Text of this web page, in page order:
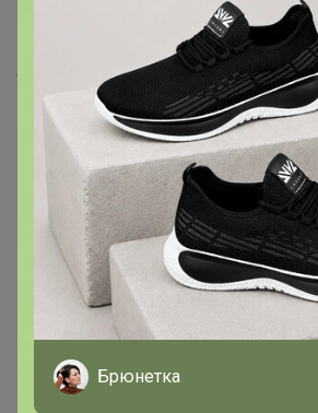
, подскажите выкуп
оргом?
Бонифаций
Серебряный
5 октября, 2021 22:34
Бонифаций, подскажите выкуп
оргом?
— *Anna*
Брюнетка